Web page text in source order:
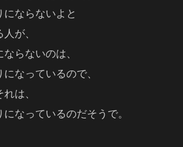
にならないよと
が、
らないのは、
なっているので、
は、
なっているのだそうで。